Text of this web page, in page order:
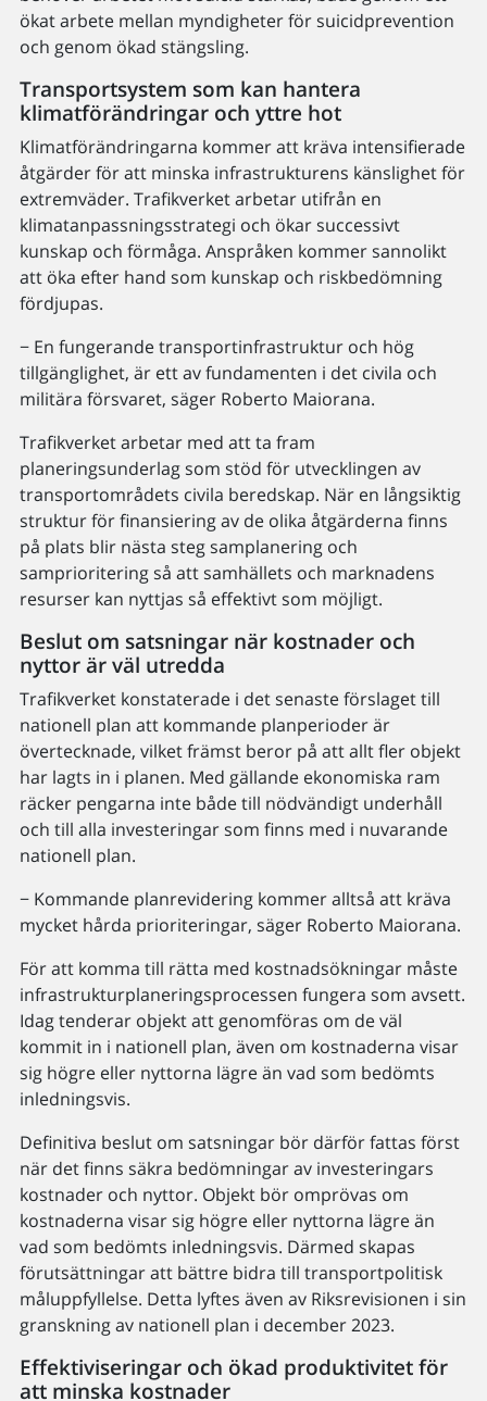
ökat arbete mellan myndigheter för suicidprevention
och genom ökad stängsling.
Transportsystem som kan hantera
klimatförändringar och yttre hot
Klimatförändringarna kommer att kräva intensifierade
åtgärder för att minska infrastrukturens känslighet för
extremväder. Trafikverket arbetar utifrån en
klimatanpassningsstrategi och ökar successivt
kunskap och förmåga. Anspråken kommer sannolikt
att öka efter hand som kunskap och riskbedömning
fördjupas.
− En fungerande transportinfrastruktur och hög
tillgänglighet, är ett av fundamenten i det civila och
militära försvaret, säger Roberto Maiorana.
Trafikverket arbetar med att ta fram
planeringsunderlag som stöd för utvecklingen av
transportområdets civila beredskap. När en långsiktig
struktur för finansiering av de olika åtgärderna finns
på plats blir nästa steg samplanering och
samprioritering så att samhällets och marknadens
resurser kan nyttjas så effektivt som möjligt.
Beslut om satsningar när kostnader och
nyttor är väl utredda
Trafikverket konstaterade i det senaste förslaget till
nationell plan att kommande planperioder är
övertecknade, vilket främst beror på att allt fler objekt
har lagts in i planen. Med gällande ekonomiska ram
räcker pengarna inte både till nödvändigt underhåll
och till alla investeringar som finns med i nuvarande
nationell plan.
− Kommande planrevidering kommer alltså att kräva
mycket hårda prioriteringar, säger Roberto Maiorana.
För att komma till rätta med kostnadsökningar måste
infrastrukturplaneringsprocessen fungera som avsett.
Idag tenderar objekt att genomföras om de väl
kommit in i nationell plan, även om kostnaderna visar
sig högre eller nyttorna lägre än vad som bedömts
inledningsvis.
Definitiva beslut om satsningar bör därför fattas först
när det finns säkra bedömningar av investeringars
kostnader och nyttor. Objekt bör omprövas om
kostnaderna visar sig högre eller nyttorna lägre än
vad som bedömts inledningsvis. Därmed skapas
förutsättningar att bättre bidra till transportpolitisk
måluppfyllelse. Detta lyftes även av Riksrevisionen i sin
granskning av nationell plan i december 2023.
Effektiviseringar och ökad produktivitet för
att minska kostnader